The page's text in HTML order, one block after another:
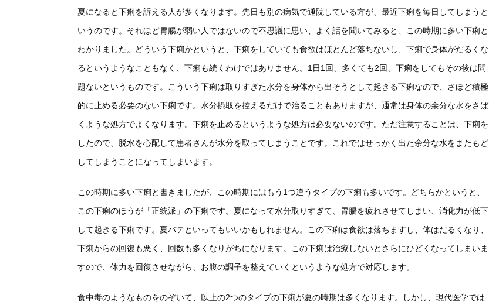
夏になると下痢を訴える人が多くなります。先日も別の病気で通院している方が、最近下痢を毎日してしまうと
いうのです。それほど胃腸が弱い人ではないので不思議に思い、よく話を聞いてみると、この時期に多い下痢と
わかりました。どういう下痢かというと、下痢をしていても食欲はほとんど落ちないし、下痢で身体がだるくな
るというようなこともなく、下痢も続くわけではありません。1日1回、多くても2回、下痢をしてもその後は問
題ないというものです。こういう下痢は取りすぎた水分を身体から出そうとして起きる下痢なので、さほど積極
的に止める必要のない下痢です。水分摂取を控えるだけで治ることもありますが、通常は身体の余分な水をさば
くような処方でよくなります。下痢を止めるというような処方は必要ないのです。ただ注意することは、下痢を
したので、脱水を心配して患者さんが水分を取ってしまうことです。これではせっかく出た余分な水をまたもど
してしまうことになってしまいます。
この時期に多い下痢と書きましたが、この時期にはもう1つ違うタイプの下痢も多いです。どちらかというと、
この下痢のほうが「正統派」の下痢です。夏になって水分取りすぎて、胃腸を疲れさせてしまい、消化力が低下
して起きる下痢です。夏バテといってもいいかもしれません。この下痢は食欲は落ちますし、体はだるくなり、
下痢からの回復も悪く、回数も多くなりがちになります。この下痢は治療しないとさらにひどくなってしまいま
すので、体力を回復させながら、お腹の調子を整えていくというような処方で対応します。
食中毒のようなものをのぞいて、以上の2つのタイプの下痢が夏の時期は多くなります。しかし、現代医学では